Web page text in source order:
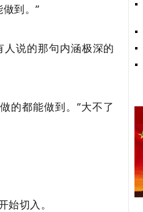
到。”
说的那句内涵极深的
的都能做到。”大不了
切入。